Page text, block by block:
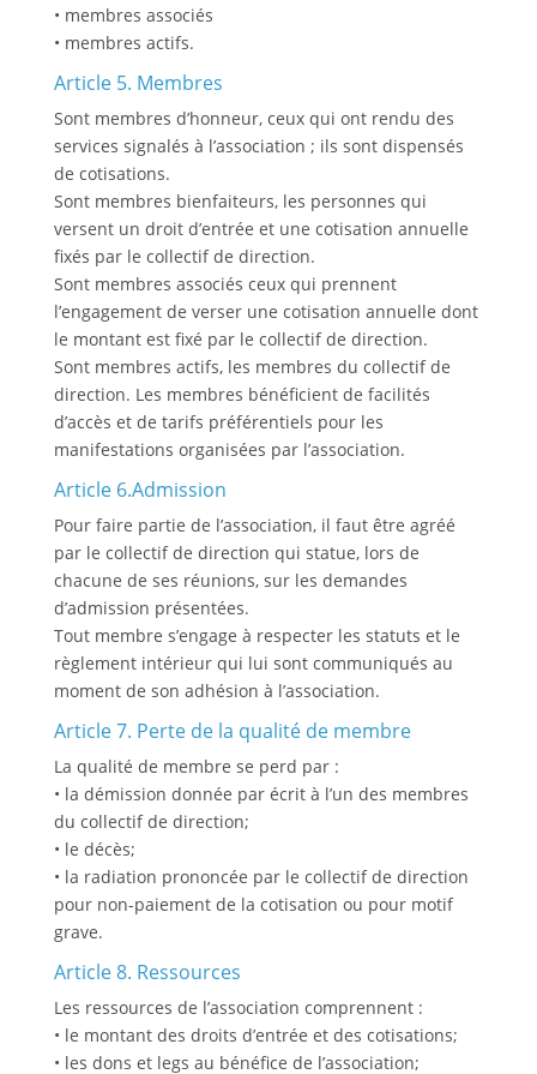
• membres associés
• membres actifs.
Article 5. Membres
Sont membres d’honneur, ceux qui ont rendu des
services signalés à l’association ; ils sont dispensés
de cotisations.
Sont membres bienfaiteurs, les personnes qui
versent un droit d’entrée et une cotisation annuelle
fixés par le collectif de direction.
Sont membres associés ceux qui prennent
l’engagement de verser une cotisation annuelle dont
le montant est fixé par le collectif de direction.
Sont membres actifs, les membres du collectif de
direction. Les membres bénéficient de facilités
d’accès et de tarifs préférentiels pour les
manifestations organisées par l’association.
Article 6.Admission
Pour faire partie de l’association, il faut être agréé
par le collectif de direction qui statue, lors de
chacune de ses réunions, sur les demandes
d’admission présentées.
Tout membre s’engage à respecter les statuts et le
règlement intérieur qui lui sont communiqués au
moment de son adhésion à l’association.
Article 7. Perte de la qualité de membre
La qualité de membre se perd par :
• la démission donnée par écrit à l’un des membres
du collectif de direction;
• le décès;
• la radiation prononcée par le collectif de direction
pour non-paiement de la cotisation ou pour motif
grave.
Article 8. Ressources
Les ressources de l’association comprennent :
• le montant des droits d’entrée et des cotisations;
• les dons et legs au bénéfice de l’association;